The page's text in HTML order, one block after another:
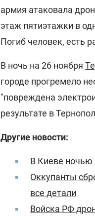
армия атаковала
этаж пятиэтажки в
Погиб человек, есть
В ночь на 26 ноября
городе прогремело
"повреждена
результате в
Другие новости:
В Киеве ночью
Оккупанты
все детали
Войска РФ